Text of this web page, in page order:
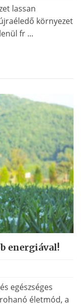
lassan
környezet
fr ...
energiával!
egészséges
életmód, a